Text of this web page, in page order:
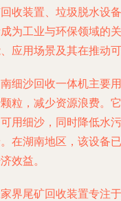
收装置、垃圾脱水设
为工业与环保领域的
应用场景及其在推动
细沙回收一体机主要
粒，减少资源浪费。
用细沙，同时降低水
在湖南地区，该设备
效益。
界尾矿回收装置专注